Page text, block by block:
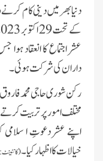
دنیا بھر میں دینی کام
عشر اجتماع کا انعقاد
داران کی شرکت ہوئی۔
رکن شوری حاجی محمد فاروق
مختلف امور پر تربیت
اپنے عشر دعوتِ ا سلامی
خیالات کا اظہار کیا۔